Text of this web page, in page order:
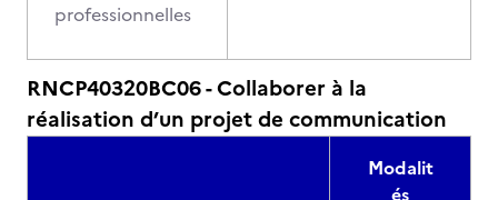
professionnelles
RNCP40320BC06 - Collaborer à la
réalisation d’un projet de communication
Modalit
és